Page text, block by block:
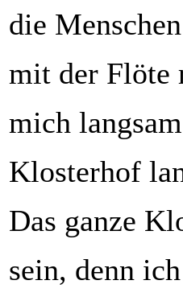
die
mit der Flöte
mich
Klosterhof
Das ganze
sein, denn